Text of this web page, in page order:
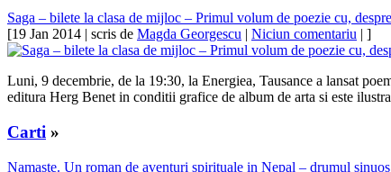
Saga – bilete la clasa de mijloc – Primul volum de poezie cu,
[19 Jan 2014 | scris de Magda Georgescu | Niciun comentariu | ]
Luni, 9 decembrie, de la 19:30, la Energiea, Tausance a lansat
editura Herg Benet in conditii grafice de album de arta si este
Carti »
Namaste. Un roman de aventuri spirituale in Nepal – drumul